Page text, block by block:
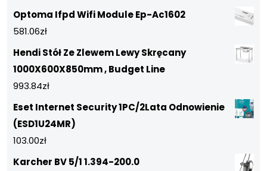
Optoma Ifpd Wifi Module Ep-Ac1602
581.06zł
Hendi Stół Ze Zlewem Lewy Skręcany
1000X600X850mm , Budget Line
993.84zł
Eset Internet Security 1PC/2Lata Odnowienie
(ESD1U24MR)
103.00zł
Karcher BV 5/1 1.394-200.0